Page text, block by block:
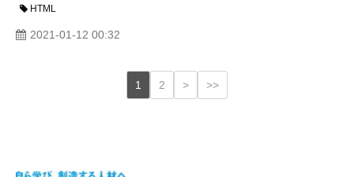
HTML
2021-01-12 00:32
1 2 > >>